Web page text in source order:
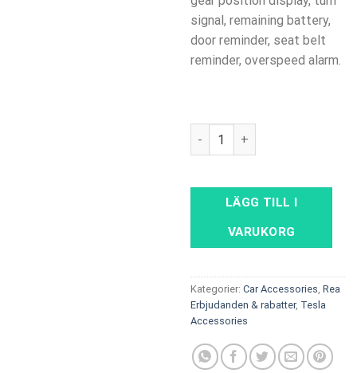
signal, remaining battery,
door reminder, seat belt
reminder, overspeed alarm.
Tesla Head Up Display for
LÄGG TILL I
VARUKORG
Kategorier: Car Accessories, Rea
Erbjudanden & rabatter, Tesla
Accessories